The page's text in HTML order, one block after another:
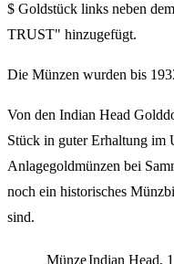
$ Goldstück links neben
TRUST" hinzugefügt.
Die Münzen wurden bis
Von den Indian Head
Stück in guter Erhaltung im
Anlagegoldmünzen bei
noch ein historisches
sind.
MünzeIndian Head